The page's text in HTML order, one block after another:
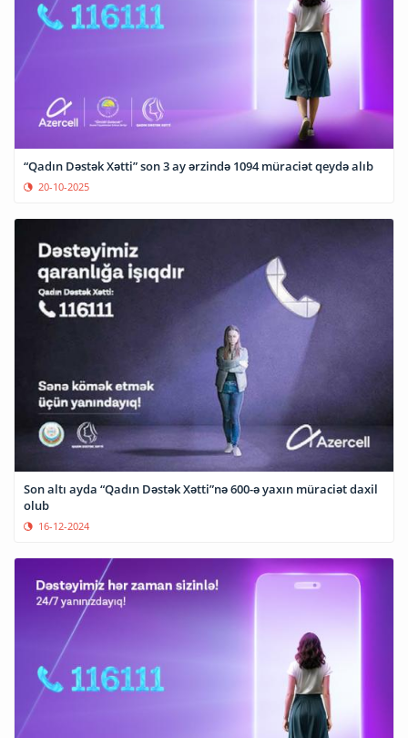
“Qadın Dəstək Xətti” son 3 ay ərzində 1094 müraciət qeydə alıb
20-10-2025
Son altı ayda “Qadın Dəstək Xətti”nə 600-ə yaxın müraciət daxil
olub
16-12-2024